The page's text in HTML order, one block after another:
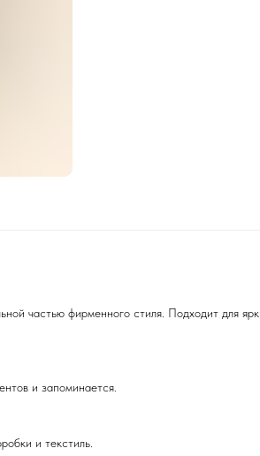
частью фирменного стиля. Подходит для
и запоминается.
и текстиль.